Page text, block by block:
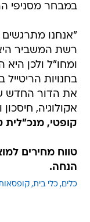
במבחר מסניפי
"אנחנו
רשת המשביר
ומחו"ל ולכן היא
בחנויות
את הדור החדש
אקולוגיה,
קופטי, מנכ"לית
הנחה.
כלים כלי בית